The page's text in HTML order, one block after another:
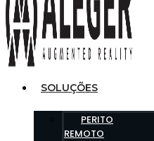
SOLUÇÕES
PERITO
REMOTO